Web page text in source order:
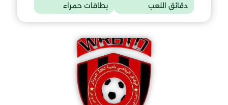
دقائق اللعب بطاقات حمراء